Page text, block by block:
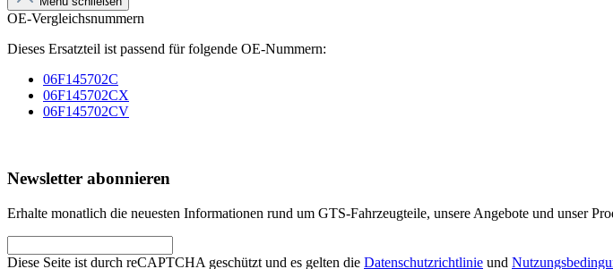
OE-Vergleichsnummern
Dieses Ersatzteil ist passend für folgende OE-Nummern:
06F145702C
06F145702CX
06F145702CV
Newsletter abonnieren
Erhalte monatlich die neuesten Informationen rund um GTS-Fahrzeugteile, unsere Angebote und unser
Diese Seite ist durch reCAPTCHA geschützt und es gelten die Datenschutzrichtlinie und